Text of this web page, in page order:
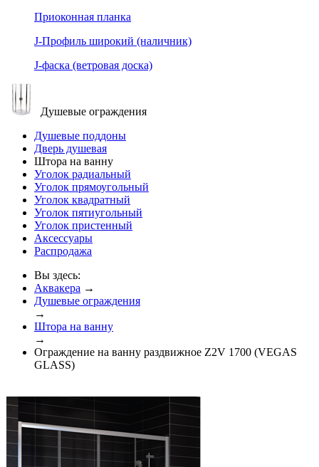
Приоконная планка
J-Профиль широкий (наличник)
J-фаска (ветровая доска)
Душевые ограждения
Душевые поддоны
Дверь душевая
Штора на ванну
Уголок радиальный
Уголок прямоугольный
Уголок квадратный
Уголок пятиугольный
Уголок пристенный
Аксессуары
Распродажа
Вы здесь:
Аквакера →
Душевые ограждения
→
Штора на ванну
→
Ограждение на ванну раздвижное Z2V 1700 (VEGAS
GLASS)